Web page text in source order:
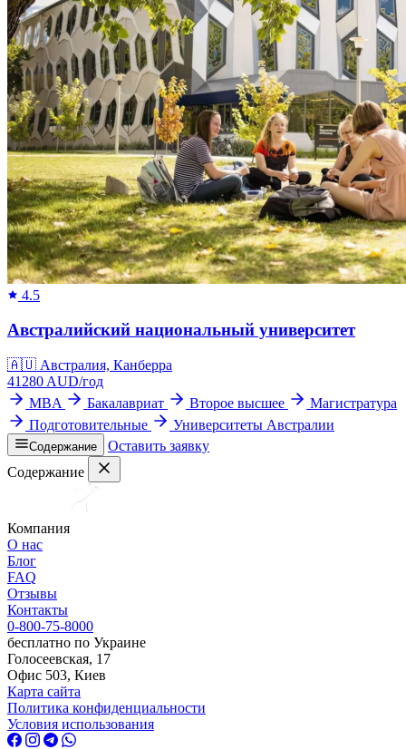
4.5
Австралийский национальный университет
🇦🇺 Австралия, Канберра
41280 AUD/год
MBA
Бакалавриат Второе высшее
Магистратура
Подготовительные
Университеты Австралии
Содержание
Оставить заявку
Содержание
Компания
О нас
Блог
FAQ
Отзывы
Контакты
0-800-75-8000
бесплатно по Украине
Голосеевская, 17
Офис 503, Киев
Карта сайта
Политика конфиденциальности
Условия использования